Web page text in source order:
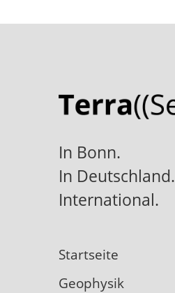
In Bonn.
In Deutschland.
International.
Startseite
Geophysik